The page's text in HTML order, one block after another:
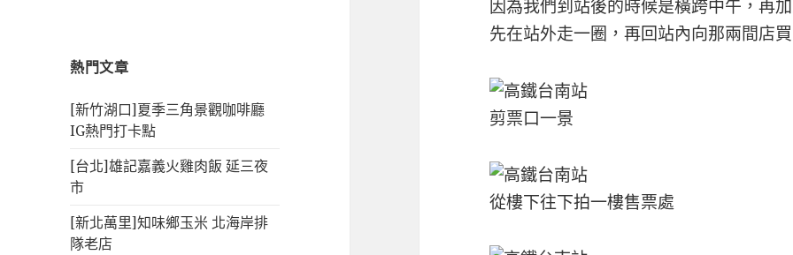
熱門文章
[新竹湖口]夏季三角景觀咖啡廳
IG熱門打卡點
[台北]雄記嘉義火雞肉飯 延三夜
市
[新北萬里]知味鄉玉米 北海岸排
隊老店
因為我們到站後的時候是橫跨中午，再
先在站外走一圈，再回站內向那兩間店
剪票口一景
從樓下往下拍一樓售票處